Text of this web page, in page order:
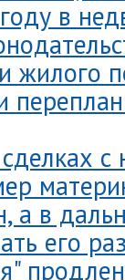
в
жилого
а в
его